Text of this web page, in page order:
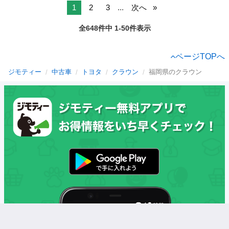
1 2 3 ... 次へ
全648件中 1-50件表示
ページTOPへ
ジモティー 中古車 トヨタ クラウン 福岡県のクラウン